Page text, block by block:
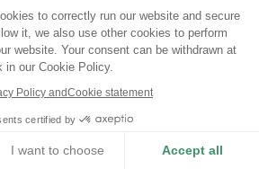
to correctly run our website and secure
it, we also use other cookies to perform
website. Your consent can be withdrawn at
in our Cookie Policy.
Policy andCookie statement
certified by
I want to choose Accept all
recevoir de la
prospection :
cette
pendant 3 ans.